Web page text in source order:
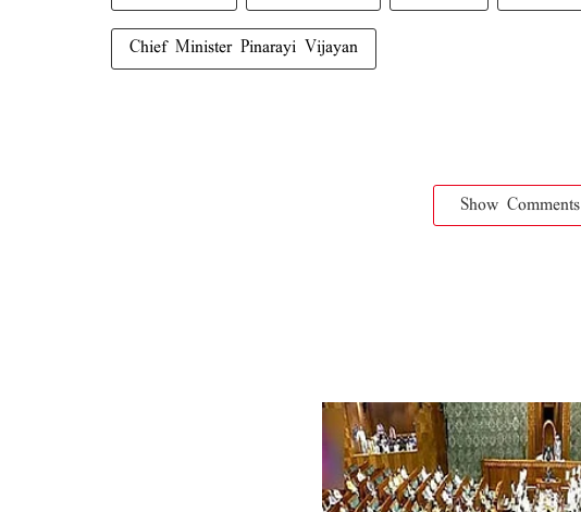
Chief Minister Pinarayi Vijayan
Show Comments